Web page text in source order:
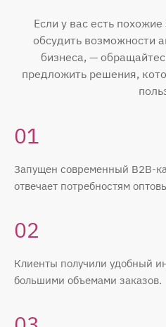
Если у вас есть
обсудить возможности
бизнеса, —
предложить решения,
01
Запущен современный B2B-
отвечает потребностям
02
Клиенты получили удобный
большими объемами заказов.